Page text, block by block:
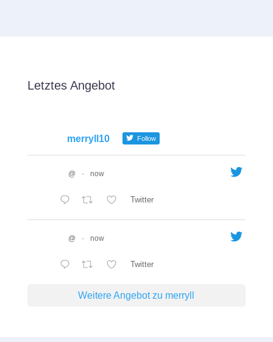
Letztes Angebot
merryll10 Follow
@ · now
Twitter
@ · now
Twitter
Weitere Angebot zu merryll